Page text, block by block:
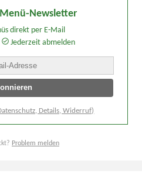
Newsletter
direkt per E-Mail
Jederzeit abmelden
Details, Widerruf)
Problem melden